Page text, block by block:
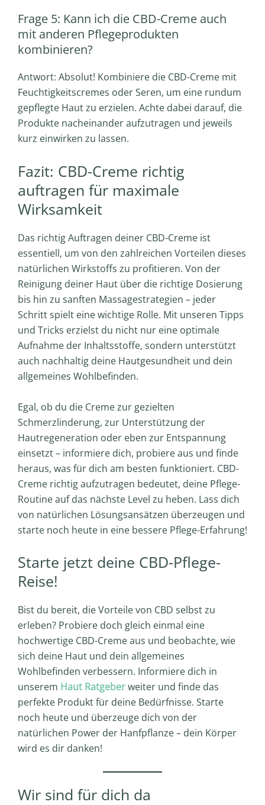
Frage 5: Kann ich die CBD-Creme auch
mit anderen Pflegeprodukten
kombinieren?
Antwort: Absolut! Kombiniere die CBD-Creme mit
Feuchtigkeitscremes oder Seren, um eine rundum
gepflegte Haut zu erzielen. Achte dabei darauf, die
Produkte nacheinander aufzutragen und jeweils
kurz einwirken zu lassen.
Fazit: CBD-Creme richtig
auftragen für maximale
Wirksamkeit
Das richtig Auftragen deiner CBD-Creme ist
essentiell, um von den zahlreichen Vorteilen dieses
natürlichen Wirkstoffs zu profitieren. Von der
Reinigung deiner Haut über die richtige Dosierung
bis hin zu sanften Massagestrategien – jeder
Schritt spielt eine wichtige Rolle. Mit unseren Tipps
und Tricks erzielst du nicht nur eine optimale
Aufnahme der Inhaltsstoffe, sondern unterstützt
auch nachhaltig deine Hautgesundheit und dein
allgemeines Wohlbefinden.
Egal, ob du die Creme zur gezielten
Schmerzlinderung, zur Unterstützung der
Hautregeneration oder eben zur Entspannung
einsetzt – informiere dich, probiere aus und finde
heraus, was für dich am besten funktioniert. CBD-
Creme richtig aufzutragen bedeutet, deine Pflege-
Routine auf das nächste Level zu heben. Lass dich
von natürlichen Lösungsansätzen überzeugen und
starte noch heute in eine bessere Pflege-Erfahrung!
Starte jetzt deine CBD-Pflege-
Reise!
Bist du bereit, die Vorteile von CBD selbst zu
erleben? Probiere doch gleich einmal eine
hochwertige CBD-Creme aus und beobachte, wie
sich deine Haut und dein allgemeines
Wohlbefinden verbessern. Informiere dich in
unserem Haut Ratgeberweiter und finde das
perfekte Produkt für deine Bedürfnisse. Starte
noch heute und überzeuge dich von der
natürlichen Power der Hanfpflanze – dein Körper
wird es dir danken!
Wir sind für dich da